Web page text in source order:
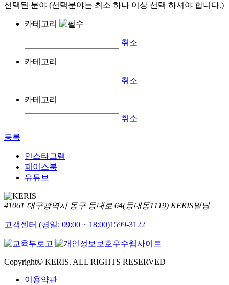
선택된 분야 (선택분야는 최소 하나 이상 선택 하셔야 합니다.)
카테고리
취소
카테고리
취소
카테고리
취소
등록
인스타그램
페이스북
유튜브
41061 대구광역시 동구 동내로 64(동내동1119) KERIS빌딩
고객센터 (평일: 09:00 ~ 18:00)1599-3122
Copyright© KERIS. ALL RIGHTS RESERVED
이용약관